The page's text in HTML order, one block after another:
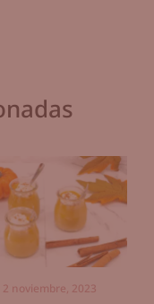
2 noviembre, 2023